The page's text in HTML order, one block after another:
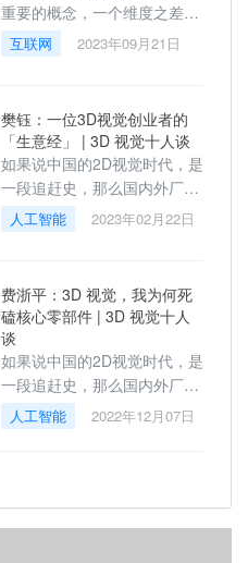
重要的概念，一个维度之差，
带来的是从平面信息到空间信
息的质的飞跃。3D视觉诞生之
机器能够更清晰
互联网 2023年09月21日
樊钰：一位3D视觉创业者的
「生意经」 | 3D 视觉十人谈
如果说中国的2D视觉时代，是
一段追赶史，那么国内外厂商
站在同一起跑线的3D视觉时
代，很可能是一段超越史。过
冬，3D视觉赛道
人工智能 2023年02月22日
费浙平：3D 视觉，我为何死
磕核心零部件 | 3D 视觉十人
谈
如果说中国的2D视觉时代，是
一段追赶史，那么国内外厂商
站在同一起跑线的3D视觉时
代，很可能是一段超越史。过
人工智能 2022年12月07日